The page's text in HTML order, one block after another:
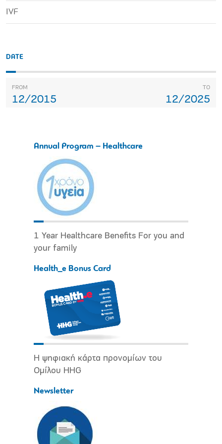
IVF
DATE
FROM
12/2015
TO
12/2025
Annual Program – Healthcare
1 Year Healthcare Benefits For you and
your family
Health_e Bonus Card
Η ψηφιακή κάρτα προνομίων του
Ομίλου HHG
Newsletter